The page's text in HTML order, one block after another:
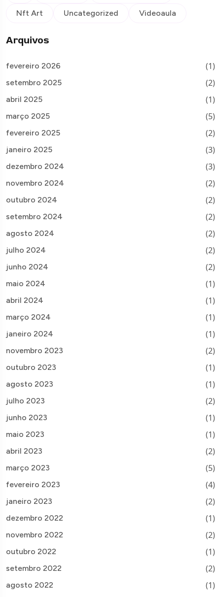
Nft Art Uncategorized Videoaula
Arquivos
fevereiro 2026 (1)
setembro 2025 (2)
abril 2025 (1)
março 2025 (5)
fevereiro 2025 (2)
janeiro 2025 (3)
dezembro 2024 (3)
novembro 2024 (2)
outubro 2024 (2)
setembro 2024 (2)
agosto 2024 (2)
julho 2024 (2)
junho 2024 (2)
maio 2024 (1)
abril 2024 (1)
março 2024 (1)
janeiro 2024 (1)
novembro 2023 (2)
outubro 2023 (1)
agosto 2023 (1)
julho 2023 (2)
junho 2023 (1)
maio 2023 (1)
abril 2023 (2)
março 2023 (5)
fevereiro 2023 (4)
janeiro 2023 (2)
dezembro 2022 (1)
novembro 2022 (2)
outubro 2022 (1)
setembro 2022 (2)
agosto 2022
(1)